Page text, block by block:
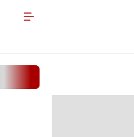
Polres Malang